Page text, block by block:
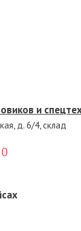
и
д. 6/4, склад